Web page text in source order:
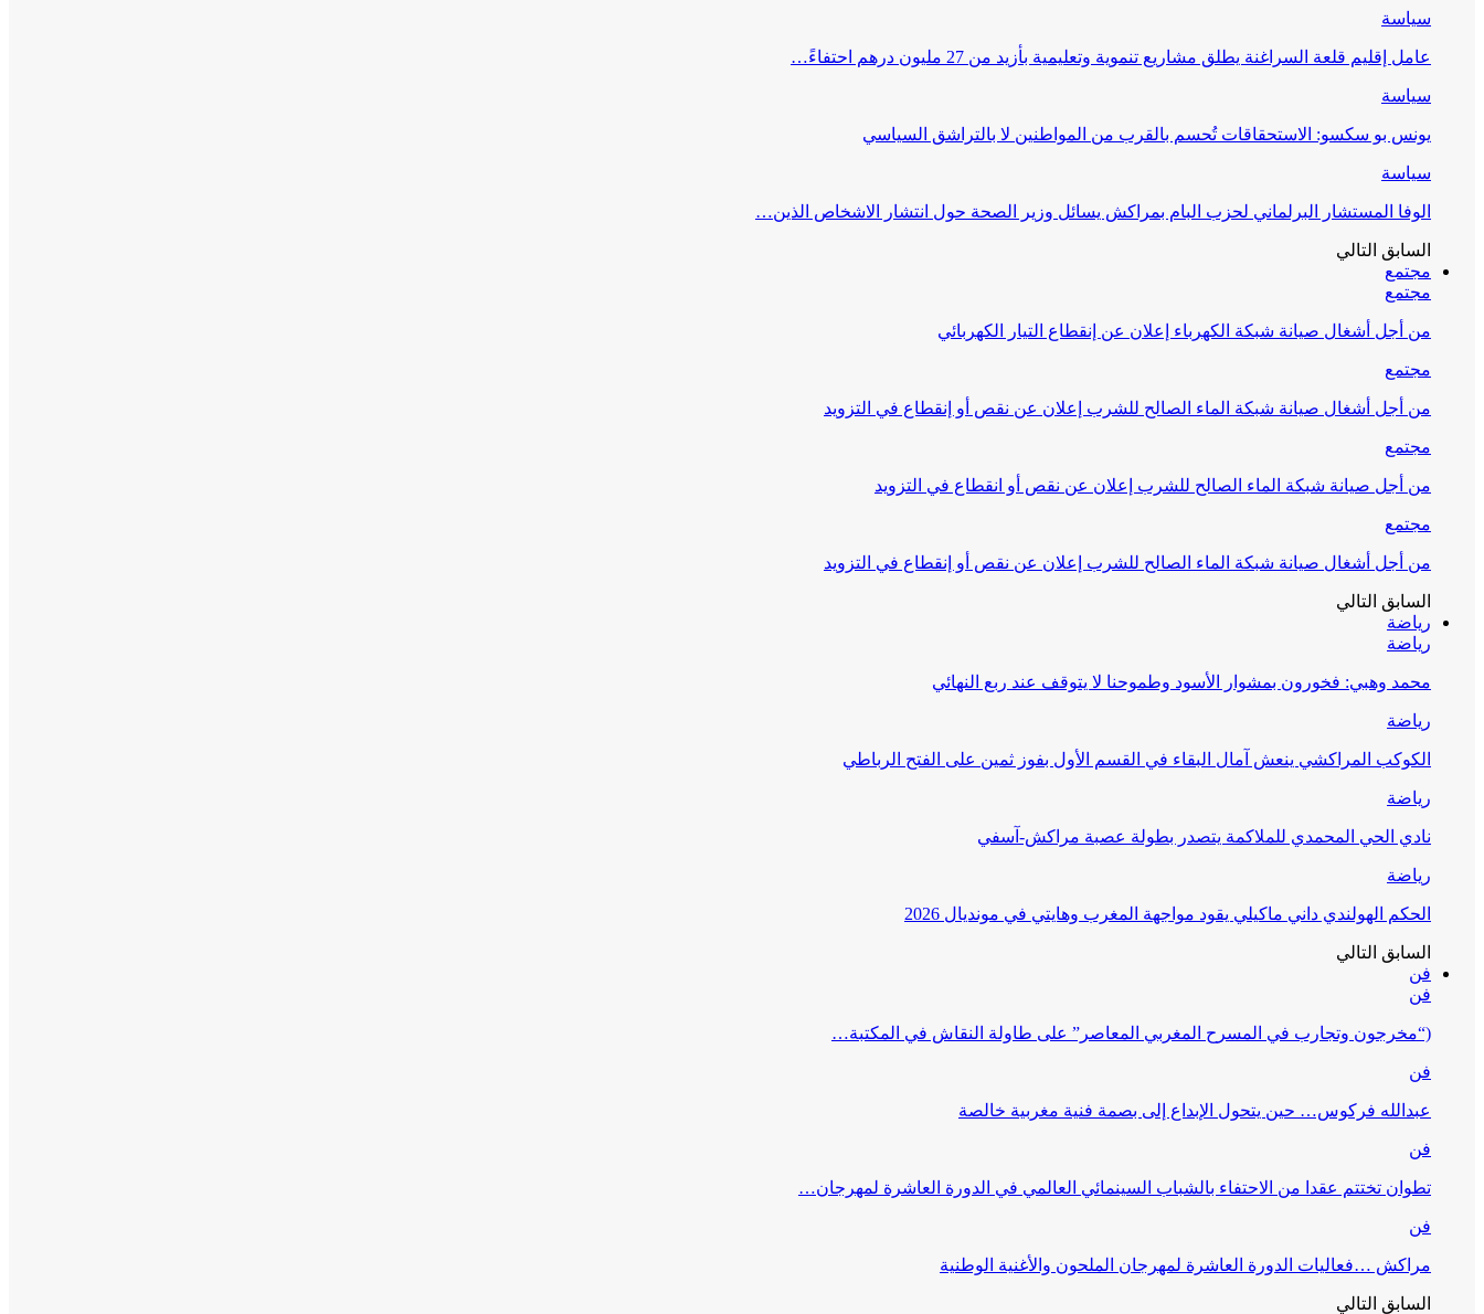
سياسة
عامل إقليم قلعة السراغنة يطلق مشاريع تنموية وتعليمية بأزيد من 27 مليون درهم احتفاءً…
سياسة
يونس بو سكسو: الاستحقاقات تُحسم بالقرب من المواطنين لا بالتراشق السياسي
سياسة
الوفا المستشار البرلماني لحزب البام بمراكش يسائل وزير الصحة حول انتشار الاشخاص الذين…
السابق التالي
مجتمع
مجتمع
من أجل أشغال صيانة شبكة الكهرباء إعلان عن إنقطاع التيار الكهربائي
مجتمع
من أجل أشغال صيانة شبكة الماء الصالح للشرب إعلان عن نقص أو إنقطاع في التزويد
مجتمع
من أجل صيانة شبكة الماء الصالح للشرب إعلان عن نقص أو انقطاع في التزويد
مجتمع
من أجل أشغال صيانة شبكة الماء الصالح للشرب إعلان عن نقص أو إنقطاع في التزويد
السابق التالي
رياضة
رياضة
محمد وهبي: فخورون بمشوار الأسود وطموحنا لا يتوقف عند ربع النهائي
رياضة
الكوكب المراكشي ينعش آمال البقاء في القسم الأول بفوز ثمين على الفتح الرباطي
رياضة
نادي الحي المحمدي للملاكمة يتصدر بطولة عصبة مراكش-آسفي
رياضة
الحكم الهولندي داني ماكيلي يقود مواجهة المغرب وهايتي في مونديال 2026
السابق التالي
فن
فن
(“مخرجون وتجارب في المسرح المغربي المعاصر” على طاولة النقاش في المكتبة…
فن
عبدالله فركوس… حين يتحول الإبداع إلى بصمة فنية مغربية خالصة
فن
تطوان تختتم عقدا من الاحتفاء بالشباب السينمائي العالمي في الدورة العاشرة لمهرجان…
فن
مراكش …فعاليات الدورة العاشرة لمهرجان الملحون والأغنية الوطنية
السابق التالي